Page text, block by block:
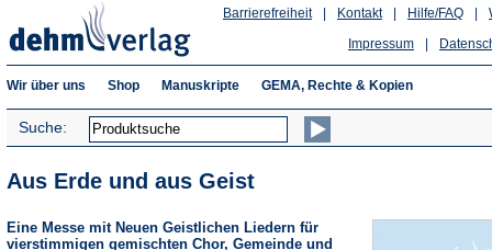
Hilfe/FAQ
Kontakt
Barrierefreiheit
Impressum
Wir über uns Shop Manuskripte GEMA, Rechte & Kopien
Suche:
Aus Erde und aus Geist
Eine Messe mit Neuen Geistlichen Liedern für
vierstimmigen gemischten Chor, Gemeinde und